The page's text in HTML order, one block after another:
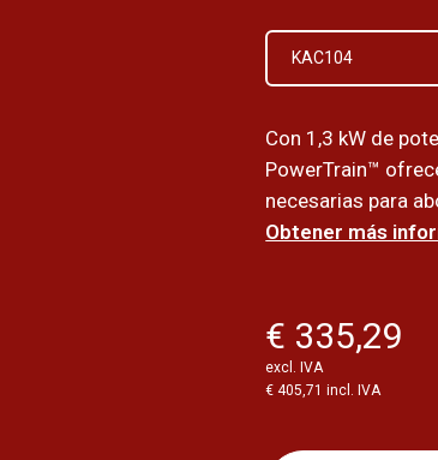
KAC104
Con 1,3 kW de
PowerTrain™
necesarias para
Obtener más
€ 335,29
excl. IVA
€ 405,71 incl. IVA